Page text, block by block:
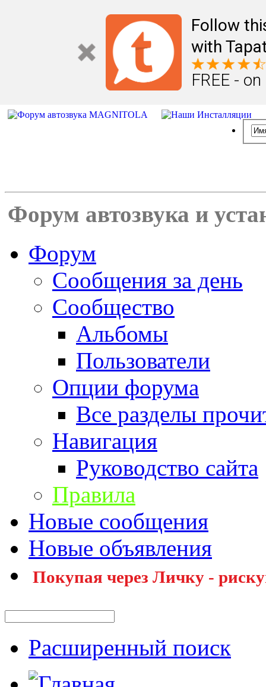
Follow
with
FREE -
Форум автозвука и
Форум
Сообщения за день
Сообщество
Альбомы
Пользователи
Опции форума
Все разделы
Навигация
Руководство сайта
Правила
Новые сообщения
Новые объявления
Покупая через Личку -
Расширенный поиск